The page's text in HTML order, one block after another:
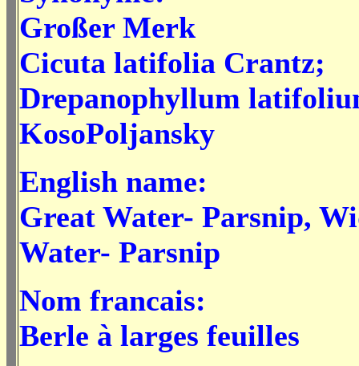
Großer Merk
Cicuta latifolia Crantz;
Drepanophyllum
KosoPoljansky
English name:
Great Water- Parsnip,
Water- Parsnip
Nom francais:
Berle à larges feuilles